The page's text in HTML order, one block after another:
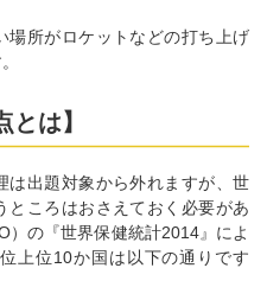
場所がロケットなどの打ち上げ
とは】
は出題対象から外れますが、世
ところはおさえておく必要があ
）の『世界保健統計2014』によ
上位10か国は以下の通りです